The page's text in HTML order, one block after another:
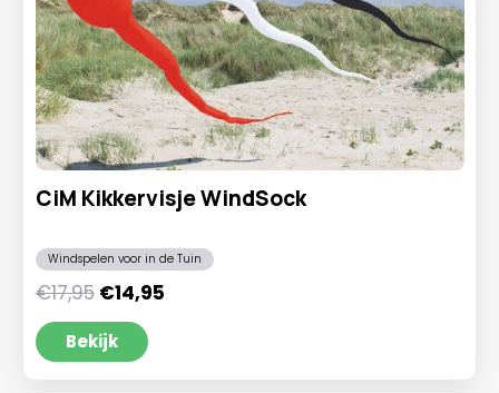
CiM Kikkervisje WindSock
Windspelen voor in de Tuin
€17,95 Oorspronkelijke
prijs
was:
€17,95.
€14,95Huidige
Bekijk